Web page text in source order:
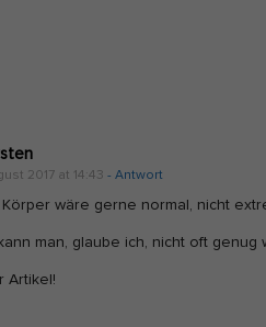
2017 at 14:43 - Antwort
Körper wäre gerne normal, nicht
man, glaube ich, nicht oft genug
Artikel!